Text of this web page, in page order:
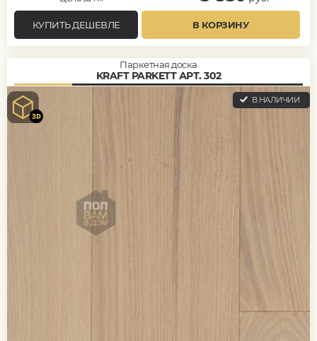
КУПИТЬ ДЕШЕВЛЕ В КОРЗИНУ
Паркетная доска
KRAFT PARKETT АРТ. 302
В НАЛИЧИИ